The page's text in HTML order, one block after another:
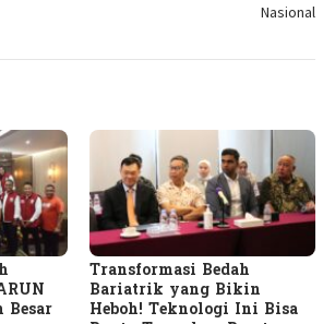
Nasional
Besar
Transformasi Bedah
Bariatrik yang Bikin
Heboh! Teknologi Ini Bisa